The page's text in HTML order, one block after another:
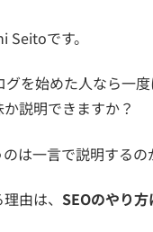
Seitoです。
グを始めた人なら一
説明できますか？
のは一言で説明する
由は、 SEOのやり